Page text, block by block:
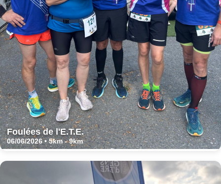
Foulées de l'E.T.E.
06/06/2026 • 5km - 9km